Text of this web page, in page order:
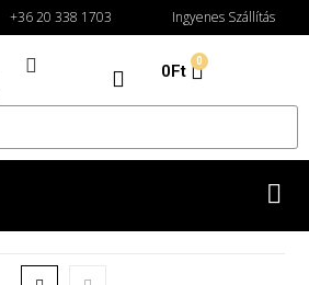
+36 20 338 1703 Ingyenes Szállítás
0Ft 0